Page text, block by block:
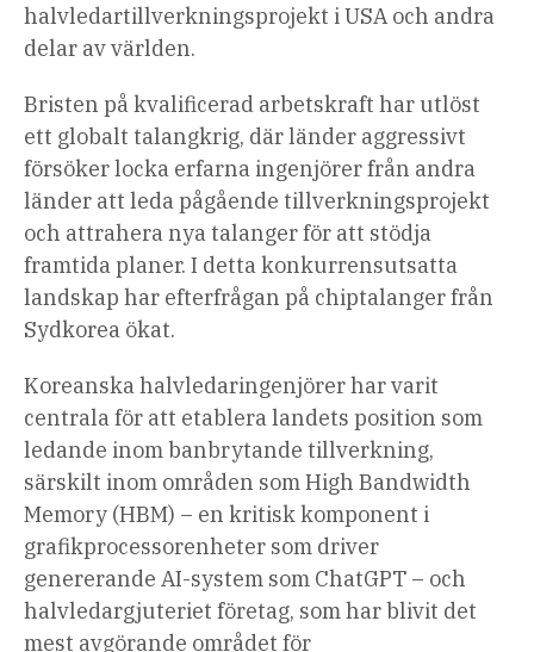
halvledartillverkningsprojekt i USA och andra
delar av världen.
Bristen på kvalificerad arbetskraft har utlöst
ett globalt talangkrig, där länder aggressivt
försöker locka erfarna ingenjörer från andra
länder att leda pågående tillverkningsprojekt
och attrahera nya talanger för att stödja
framtida planer. I detta konkurrensutsatta
landskap har efterfrågan på chiptalanger från
Sydkorea ökat.
Koreanska halvledaringenjörer har varit
centrala för att etablera landets position som
ledande inom banbrytande tillverkning,
särskilt inom områden som High Bandwidth
Memory (HBM) – en kritisk komponent i
grafikprocessorenheter som driver
genererande AI-system som ChatGPT – och
halvledargjuteriet företag, som har blivit det
mest avgörande området för